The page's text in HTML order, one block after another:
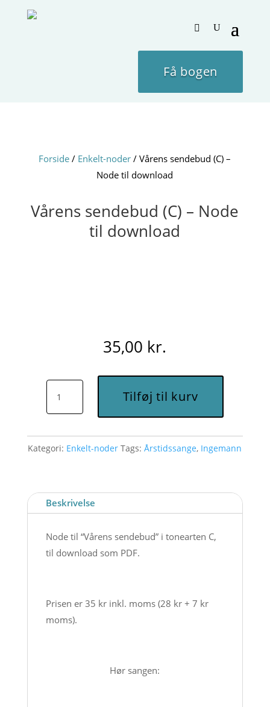
Få bogen
Forside / Enkelt-noder / Vårens sendebud (C) –
Node til download
Vårens sendebud (C) – Node
til download
35,00 kr.
sendebud
-
Node
antal
Tilføj til kurv
Kategori: Enkelt-noder Tags:Årstidssange, Ingemann
Beskrivelse
Node til “Vårens sendebud” i tonearten C,
til download som PDF.
Prisen er 35 kr inkl. moms (28 kr + 7 kr
moms).
Hør sangen: